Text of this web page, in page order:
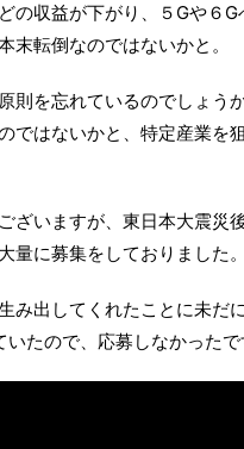
の収益が下がり、５Gや６
末転倒なのではないかと。
を忘れているのでしょうか
ではないかと、特定産業を
ざいますが、東日本大震災
量に募集をしておりました。
み出してくれたことに未だ
たので、応募しなかったで